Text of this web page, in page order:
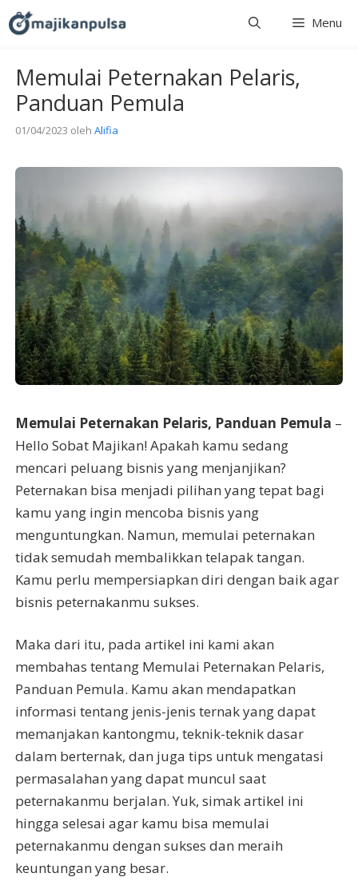
Langsung
ke
Menu
Memulai Peternakan Pelaris,
Panduan Pemula
01/04/2023 oleh Alifia
Memulai Peternakan Pelaris, Panduan Pemula –
Hello Sobat Majikan! Apakah kamu sedang
mencari peluang bisnis yang menjanjikan?
Peternakan bisa menjadi pilihan yang tepat bagi
kamu yang ingin mencoba bisnis yang
menguntungkan. Namun, memulai peternakan
tidak semudah membalikkan telapak tangan.
Kamu perlu mempersiapkan diri dengan baik agar
bisnis peternakanmu sukses.
Maka dari itu, pada artikel ini kami akan
membahas tentang Memulai Peternakan Pelaris,
Panduan Pemula. Kamu akan mendapatkan
informasi tentang jenis-jenis ternak yang dapat
memanjakan kantongmu, teknik-teknik dasar
dalam berternak, dan juga tips untuk mengatasi
permasalahan yang dapat muncul saat
peternakanmu berjalan. Yuk, simak artikel ini
hingga selesai agar kamu bisa memulai
peternakanmu dengan sukses dan meraih
keuntungan yang besar.